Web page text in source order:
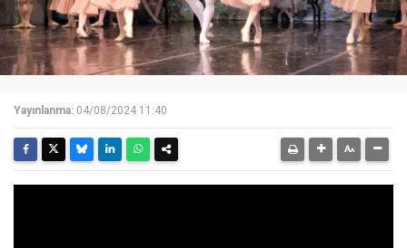
Yayınlanma: 04/08/2024 11:40